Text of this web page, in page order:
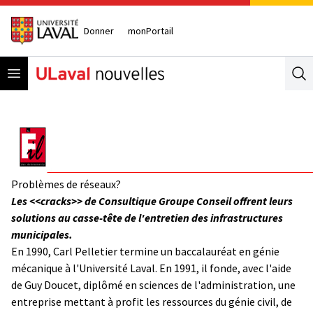
Donner monPortail
Open menu
Problèmes de réseaux?
Les <<cracks>> de Consultique Groupe Conseil offrent leurs
solutions au casse-tête de l'entretien des infrastructures
municipales.
En 1990, Carl Pelletier termine un baccalauréat en génie
mécanique à l'Université Laval. En 1991, il fonde, avec l'aide
de Guy Doucet, diplômé en sciences de l'administration, une
entreprise mettant à profit les ressources du génie civil, de